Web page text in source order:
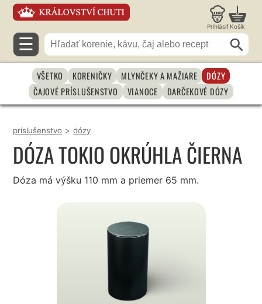
Prihlásiť Košík
☰
VŠETKO KORENIČKY MLYNČEKY A MAŽIARE
DÓZY
ČAJOVÉ PRÍSLUŠENSTVO
VIANOCE DARČEKOVÉ DÓZY
príslušenstvo > dózy
DÓZA TOKIO OKRÚHLA ČIERNA
Dóza má výšku 110 mm a priemer 65 mm.